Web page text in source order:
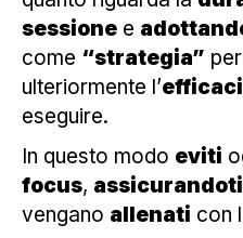
sessione e
come “strategia” per
ulteriormente l’
eseguire.
In questo modo eviti
focus, assicurandoti
vengano allenati con